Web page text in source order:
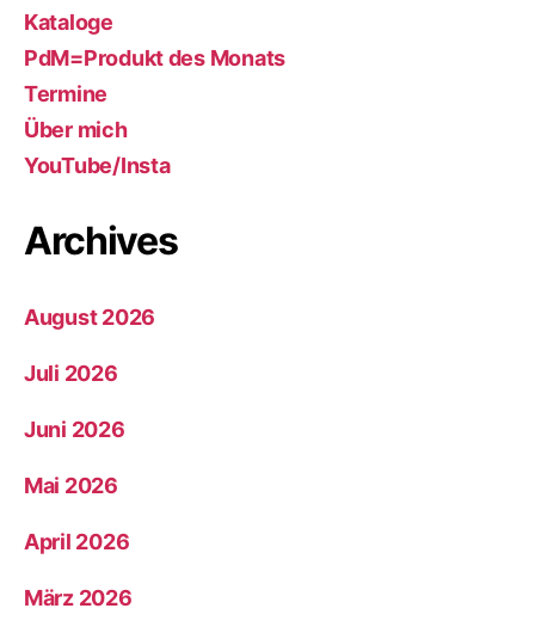
Kataloge
PdM=Produkt des Monats
Termine
Über mich
YouTube/Insta
Archives
August 2026
Juli 2026
Juni 2026
Mai 2026
April 2026
März 2026